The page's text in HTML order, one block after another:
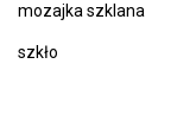
mozajka szklana
szkło